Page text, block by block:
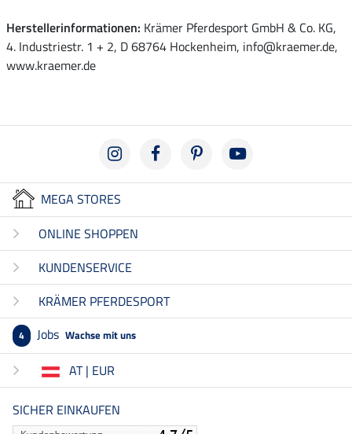
Herstellerinformationen: Krämer Pferdesport GmbH & Co. KG,
4. Industriestr. 1 + 2, D 68764 Hockenheim, info@kraemer.de,
www.kraemer.de
MEGA STORES
ONLINE SHOPPEN
KUNDENSERVICE
KRÄMER PFERDESPORT
4 Jobs Wachse mit uns
AT | EUR
SICHER EINKAUFEN